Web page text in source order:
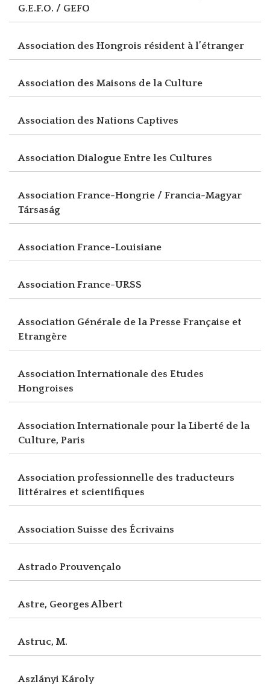
G.E.F.O. / GEFO
Association des Hongrois résident à l’étranger
Association des Maisons de la Culture
Association des Nations Captives
Association Dialogue Entre les Cultures
Association France-Hongrie / Francia-Magyar
Társaság
Association France-Louisiane
Association France-URSS
Association Générale de la Presse Française et
Etrangère
Association Internationale des Etudes
Hongroises
Association Internationale pour la Liberté de la
Culture, Paris
Association professionnelle des traducteurs
littéraires et scientifiques
Association Suisse des Écrivains
Astrado Prouvençalo
Astre, Georges Albert
Astruc, M.
Aszlányi Károly